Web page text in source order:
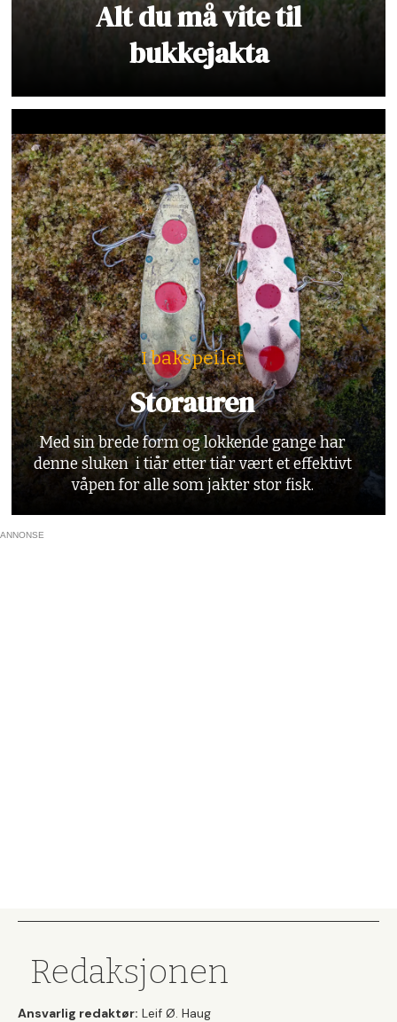
Alt du må vite til
bukkejakta
I bakspeilet
Storauren
Med sin brede form og lokkende gange har
denne sluken i tiår etter tiår vært et effektivt
våpen for alle som jakter stor fisk.
ANNONSE
Redaksjonen
Ansvarlig redaktør: Leif Ø. Haug